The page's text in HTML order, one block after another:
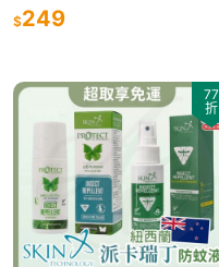
按摩板 SOKSAL 交換禮物 聖誕
節禮物 預購
$249
77
折